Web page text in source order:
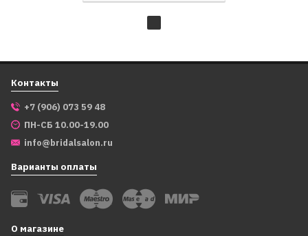
Контакты
+7 (906) 073 59 48
ПН-СБ 10.00-19.00
info@bridalsalon.ru
Варианты оплаты
О магазине